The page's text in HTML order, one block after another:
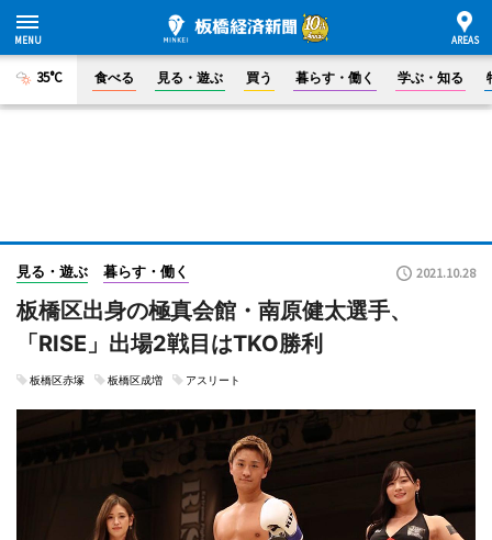
35°C 食べる 見る・遊ぶ 買う 暮らす・働く 学ぶ・知る
見る・遊ぶ 暮らす・働く 2021.10.28
板橋区出身の極真会館・南原健太選手、
「RISE」出場2戦目はTKO勝利
板橋区赤塚 板橋区成増 アスリート